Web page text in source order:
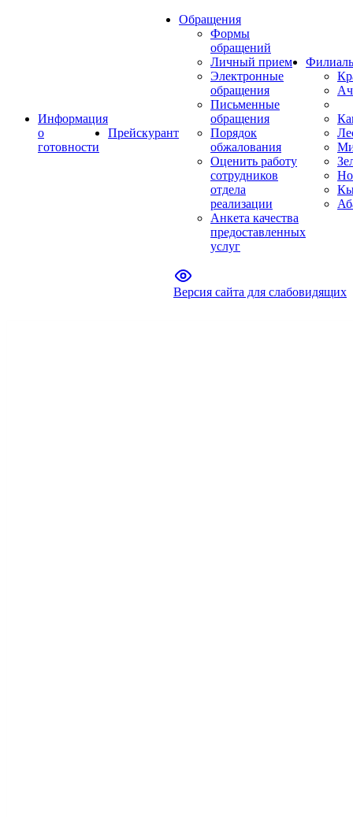
Информация
о
готовности
Прейскурант
Обращения
Формы
обращений
Личный прием
Электронные
обращения
Письменные
обращения
Порядок
обжалования
Оценить работу
сотрудников
отдела
реализации
Анкета качества
предоставленных
услуг
Версия сайта для слабовидящих